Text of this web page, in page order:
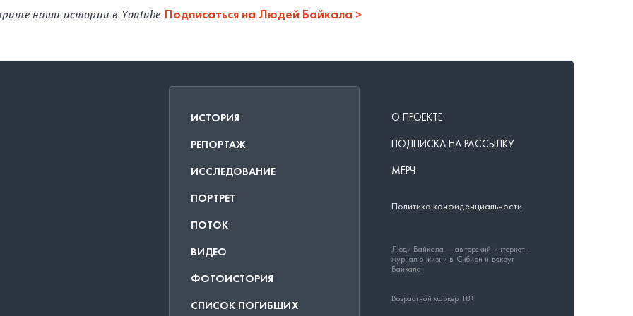
наши истории в Youtube Подписаться на Людей Байкала
ИСТОРИЯ
РЕПОРТАЖ
ИССЛЕДОВАНИЕ
ПОРТРЕТ
ПОТОК
ВИДЕО
ФОТОИСТОРИЯ
СПИСОК ПОГИБШИХ
О ПРОЕКТЕ
ПОДПИСКА НА РАССЫЛКУ
МЕРЧ
Политика конфиденциальности
Люди Байкала — авторский интернет-
журнал о жизни в Сибири и вокруг
Байкала.
Возрастной маркер 18+